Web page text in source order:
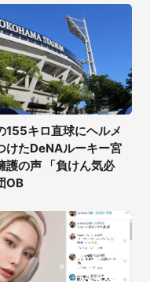
155キロ直球にヘルメ
けたDeNAルーキー宮
護の声 「負けん気必
OB